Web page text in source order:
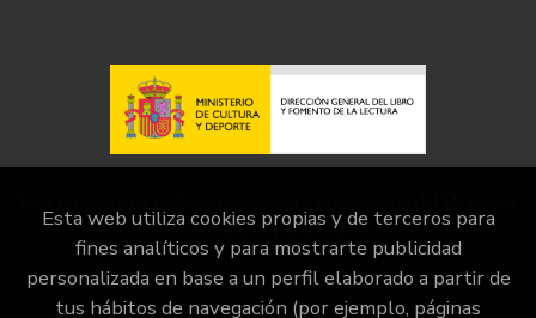
de Cultura y Deporte
Esta web utiliza cookies propias y de terceros para
fines analíticos y para mostrarte publicidad
personalizada en base a un perfil elaborado a partir de
tus hábitos de navegación (por ejemplo, páginas